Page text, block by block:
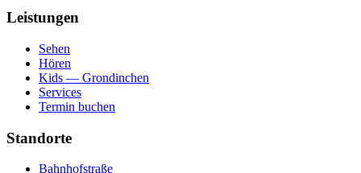
Leistungen
Sehen
Hören
Kids — Grondinchen
Services
Termin buchen
Standorte
Bahnhofstraße